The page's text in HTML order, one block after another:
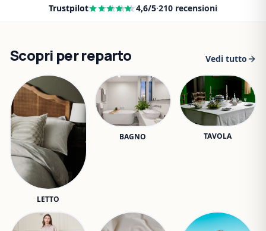
Trustpilot 4,6/5·210 recensioni
Scopri per reparto Vedi tutto
LETTO
BAGNO TAVOLA